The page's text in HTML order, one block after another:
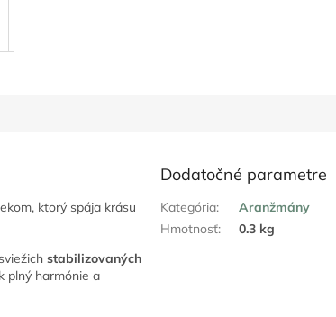
ktorý spája krásu
stabilizovaných
plný harmónie a
Dodatočné parametre
Kategória:
Aranžmány
Hmotnosť: 0.3 kg